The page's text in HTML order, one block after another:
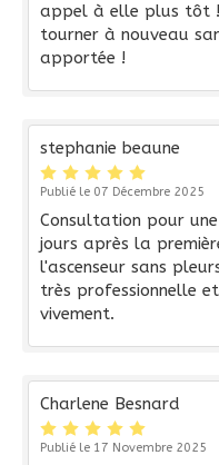
appel à elle plus tôt !
tourner à nouveau
apportée !
stephanie beaune
Publié le 07 Décembre 2025
Consultation pour
jours après la
l'ascenseur sans
très professionnelle
vivement.
Charlene Besnard
Publié le 17 Novembre 2025